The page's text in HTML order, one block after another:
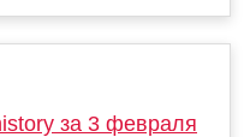
за 3 февраля